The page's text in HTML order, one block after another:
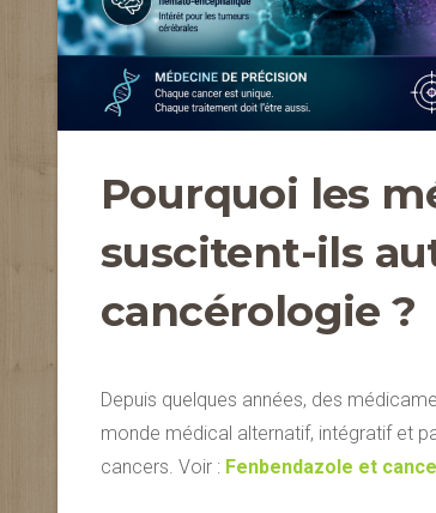
Pourquoi les
suscitent-ils
cancérologie ?
Depuis quelques années, des
monde médical alternatif, intégratif et
cancers. Voir : Fenbendazole et